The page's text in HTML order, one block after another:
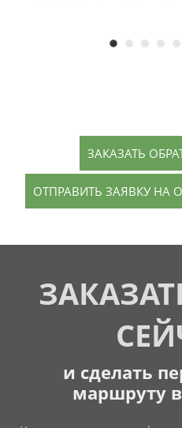
ЗАКАЗАТЬ
ОТПРАВИТЬ ЗАЯВКУ НА
и сделать
маршруту